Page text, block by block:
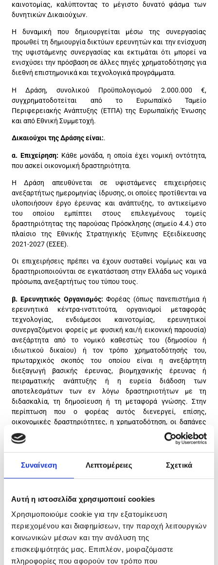
Συναίνεση Λεπτομέρειες Σχετικά
Αυτή η ιστοσελίδα χρησιμοποιεί cookies
Χρησιμοποιούμε cookie για την εξατομίκευση
περιεχομένου και διαφημίσεων, την παροχή λειτουργιών
κοινωνικών μέσων και την ανάλυση της
επισκεψιμότητάς μας. Επιπλέον, μοιραζόμαστε
πληροφορίες που αφορούν τον τρόπο που
καινοτομίας, καλύπτοντας το μέγιστο δυνατό φάσμα των
δυνητικών Δικαιούχων.
Η δυναμική που δημιουργείται μέσω της συνεργασίας
προωθεί τη δημιουργία δικτύων ερευνητών και την ενίσχυση
της υφιστάμενης συνεργασίας και εκτιμάται ότι μπορεί να
ενισχύσει την πρόσβαση σε άλλες πηγές χρηματοδότησης για
διεθνή επιστημονικά και τεχνολογικά προγράμματα.
Η Δράση, συνολικού Προϋπολογισμού 2.000.000 €,
συγχρηματοδοτείται από το Ευρωπαϊκό Ταμείο
Περιφερειακής Ανάπτυξης (ΕΤΠΑ) της Ευρωπαϊκής Ένωσης
και από Εθνική Συμμετοχή.
Δικαιούχοι της Δράσης είναι:.
α. Επιχείρηση: Κάθε μονάδα, η οποία έχει νομική οντότητα,
που ασκεί οικονομική δραστηριότητα.
Η Δράση απευθύνεται σε υφιστάμενες επιχειρήσεις
ανεξαρτήτως ημερομηνίας ίδρυσης, οι οποίες προτίθενται να
υλοποιήσουν έργο έρευνας και ανάπτυξης, το αντικείμενο
του οποίου εμπίπτει στους επιλεγμένους τομείς
δραστηριότητας της παρούσας Πρόσκλησης (σημείο 4.4.) στο
πλαίσιο της Εθνικής Στρατηγικής Έξυπνης Εξειδίκευσης
2021-2027 (ΕΣΕΕ).
Οι επιχειρήσεις πρέπει να έχουν συσταθεί νομίμως και να
δραστηριοποιούνται σε εγκατάσταση στην Ελλάδα ως νομικά
πρόσωπα, ανεξαρτήτως του τύπου τους.
β. Ερευνητικός Οργανισμός: Φορέας (όπως πανεπιστήμια ή
ερευνητικά κέντρα-ινστιτούτα, οργανισμοί μεταφοράς
τεχνολογίας, ενδιάμεσοι καινοτομίας, ερευνητικοί
συνεργαζόμενοι φορείς με φυσική και/ή εικονική παρουσία)
ανεξάρτητα από το νομικό καθεστώς του (δημοσίου ή
ιδιωτικού δικαίου) ή τον τρόπο χρηματοδότησής του,
πρωταρχικός σκοπός του οποίου είναι η ανεξάρτητη
διεξαγωγή βασικής έρευνας, βιομηχανικής έρευνας ή
πειραματικής ανάπτυξης ή η ευρεία διάδοση των
αποτελεσμάτων των εν λόγω δραστηριοτήτων με τη
διδασκαλία, τη δημοσίευση ή τη μεταφορά γνώσης. Στην
περίπτωση που ο φορέας αυτός διενεργεί, επίσης,
οικονομικές δραστηριότητες, η χρηματοδότηση, οι δαπάνες
και τα έσοδα από αυτές τις οικονομικές δραστηριότητες
πρέπει να δηλώνονται χωριστά. Επιχειρήσεις που μπορούν να
επηρεάσουν καθοριστικά ένα τέτοιο φορέα, όπως με την
ιδιότητα του μετόχου ή του μέλους, δεν έχουν προνομιακή
Φορέων (επιχειρήσεων όλων των μεγεθών), Δημοσίων
Φορέων (Ερευνητικοί & Τεχνολογικοί φορείς, Πανεπιστήμια,
Ερευνητικά Κέντρα, Ινστιτούτα και Εργαστήρια αυτών) και
Λοιπών Φορέων κατά τα παραπάνω οριζόμενα, και από τα δύο
κράτη.